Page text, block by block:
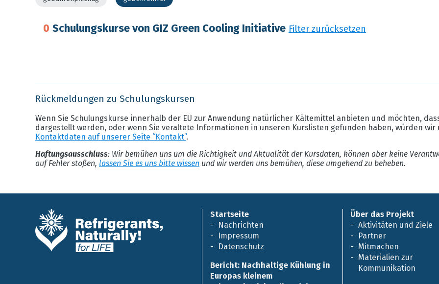
0 Schulungskurse von GIZ Green Cooling Initiative Filter zurücksetzen
Rückmeldungen zu Schulungskursen
Wenn Sie Schulungskurse innerhalb der EU zur Anwendung natürlicher Kältemittel anbieten und möchten,
dargestellt werden, oder wenn Sie veraltete Informationen in unseren Kurslisten gefunden haben, würden wir
Kontaktdaten auf unserer Seite “Kontakt”.
Haftungsausschluss: Wir bemühen uns um die Richtigkeit und Aktualität der Kursdaten, können aber keine
auf Fehler stoßen, lassen Sie es uns bitte wissen und wir werden uns bemühen, diese umgehend zu beheben.
Startseite
Nachrichten
Impressum
Datenschutz
Bericht: Nachhaltige Kühlung in
Europas kleinem
Über das Projekt
Aktivitäten und Ziele
Partner
Mitmachen
Materialien zur
Kommunikation